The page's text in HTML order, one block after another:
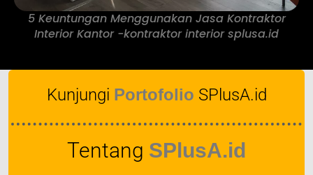
5 Keuntungan Menggunakan Jasa Kontraktor
Interior Kantor -kontraktor interior splusa.id
Kunjungi Portofolio SPlusA.id
Tentang SPlusA.id